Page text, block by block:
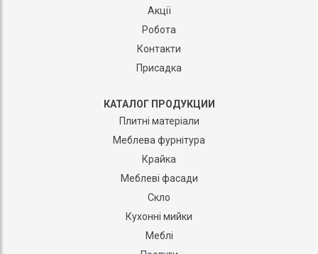
Акції
Робота
Контакти
Присадка
КАТАЛОГ ПРОДУКЦИИ
Плитні матеріали
Меблева фурнітура
Крайка
Меблеві фасади
Скло
Кухонні мийки
Меблі